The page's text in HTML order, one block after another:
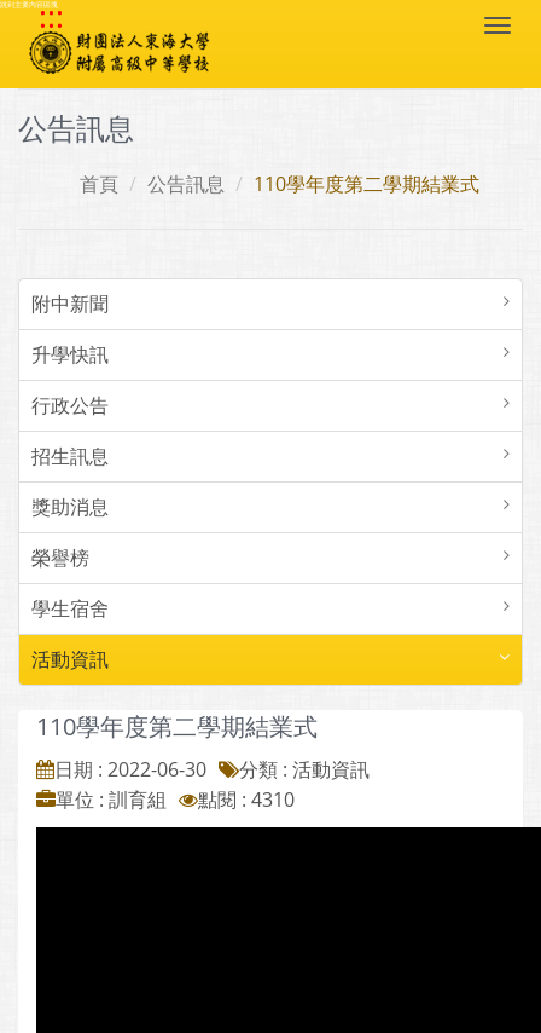
跳到主要內容區塊
:::
公告訊息
首頁 公告訊息 110學年度第二學期結業式
附中新聞
升學快訊
行政公告
招生訊息
獎助消息
榮譽榜
學生宿舍
活動資訊
110學年度第二學期結業式
日期 : 2022-06-30
分類 : 活動資訊
單位 : 訓育組
點閱 : 4310